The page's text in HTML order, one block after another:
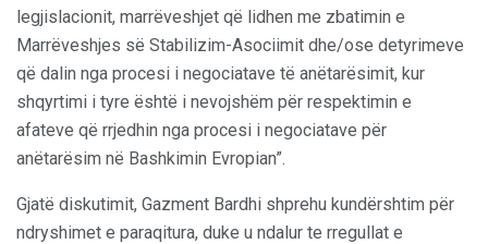
legjislacionit, marrëveshjet që lidhen me zbatimin e
Marrëveshjes së Stabilizim-Asociimit dhe/ose detyrimeve
që dalin nga procesi i negociatave të anëtarësimit, kur
shqyrtimi i tyre është i nevojshëm për respektimin e
afateve që rrjedhin nga procesi i negociatave për
anëtarësim në Bashkimin Evropian”.
Gjatë diskutimit, Gazment Bardhi shprehu kundërshtim për
ndryshimet e paraqitura, duke u ndalur te rregullat e